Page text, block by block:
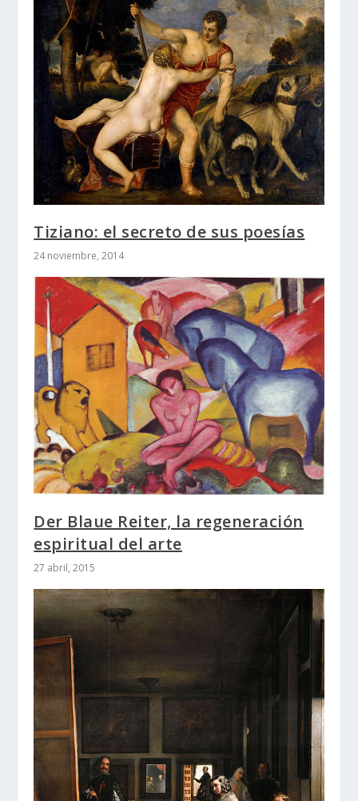
Tiziano: el secreto de sus poesías
24 noviembre, 2014
Der Blaue Reiter, la regeneración
espiritual del arte
27 abril, 2015